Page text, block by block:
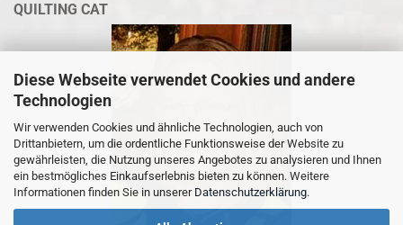
Diese Webseite verwendet Cookies und andere
Technologien
Wir verwenden Cookies und ähnliche Technologien, auch von
Drittanbietern, um die ordentliche Funktionsweise der Website zu
gewährleisten, die Nutzung unseres Angebotes zu analysieren und Ihnen
ein bestmögliches Einkaufserlebnis bieten zu können. Weitere
Informationen finden Sie in unserer Datenschutzerklärung.
QUILTING CAT